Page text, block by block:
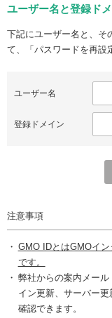
ユーザー名と登録ド
下記にユーザー名と、そ
て、「パスワードを再設
ユーザー名
登録ドメイン
注意事項
GMO IDとはGMOイ
です。
弊社からの案内メー
イン更新、サーバー
確認できます。